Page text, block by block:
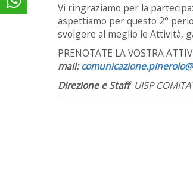
Vi ringraziamo per la
aspettiamo per questo 2°
svolgere al meglio le Attività,
PRENOTATE LA VOSTRA
mail:
Direzione e StaffUISP